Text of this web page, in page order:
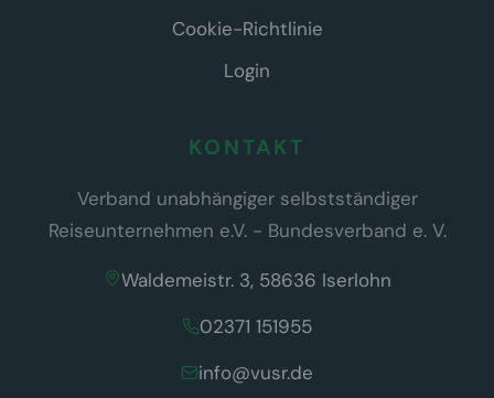
Cookie-Richtlinie
Login
KONTAKT
Verband unabhängiger selbstständiger
Reiseunternehmen e.V. - Bundesverband e. V.
Waldemeistr. 3, 58636 Iserlohn
02371 151955
info@vusr.de